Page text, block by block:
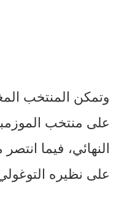
وتمكن المنتخب
على منتخب
النهائي، فيما
على نظيره